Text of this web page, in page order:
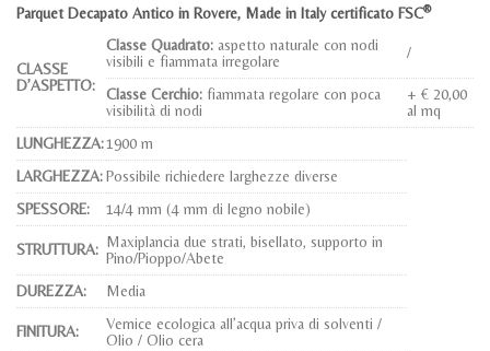
Parquet Decapato Antico in Rovere, Made in Italy certificato FSC®
CLASSE
D’ASPETTO:
Classe Quadrato: aspetto naturale con nodi
visibili e fiammata irregolare
/
Classe Cerchio: fiammata regolare con poca
visibilità di nodi
+ € 20,00
al mq
LUNGHEZZA:1900 m
LARGHEZZA:Possibile richiedere larghezze diverse
SPESSORE:
14/4 mm (4 mm di legno nobile)
STRUTTURA: Maxiplancia due strati, bisellato, supporto in
Pino/Pioppo/Abete
DUREZZA:
Media
FINITURA:
Vernice ecologica all’acqua priva di solventi /
Olio / Olio cera